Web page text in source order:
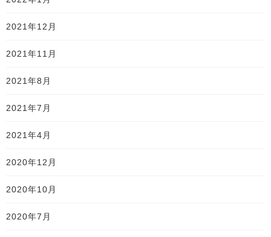
2021年12月
2021年11月
2021年8月
2021年7月
2021年4月
2020年12月
2020年10月
2020年7月